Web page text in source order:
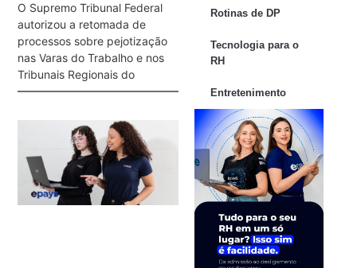
O Supremo Tribunal Federal
autorizou a retomada de
processos sobre pejotização
nas Varas do Trabalho e nos
Tribunais Regionais do
Rotinas de DP
Tecnologia para o
RH
Entretenimento